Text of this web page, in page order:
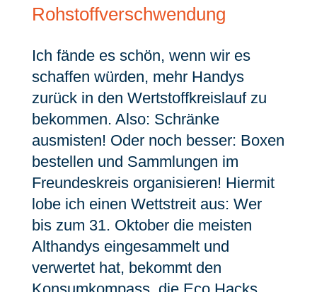
Rohstoffverschwendung
Ich fände es schön, wenn wir es
schaffen würden, mehr Handys
zurück in den Wertstoffkreislauf zu
bekommen. Also: Schränke
ausmisten! Oder noch besser: Boxen
bestellen und Sammlungen im
Freundeskreis organisieren! Hiermit
lobe ich einen Wettstreit aus: Wer
bis zum 31. Oktober die meisten
Althandys eingesammelt und
verwertet hat, bekommt den